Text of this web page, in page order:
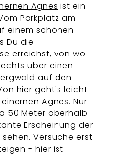
Agnes ist ein
Parkplatz am
einem schönen
Du die
erreichst, von wo
über einen
auf den
hier geht's leicht
Agnes. Nur
50 Meter oberhalb
Erscheinung der
Versuche erst
- hier ist